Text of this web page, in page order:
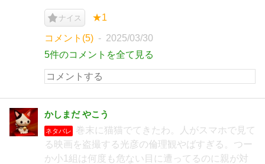
ナイス ★1
コメント(5)
2025/03/30
5件のコメントを全て見る
かしまだ やこう
ネタバレ
巻末に猫猫でてきたわ。人がスマホで見て
る映画を盗撮する光彦の倫理観やばすぎる。つー
か小1組は何度も危ない目に遭ってるのに親が対